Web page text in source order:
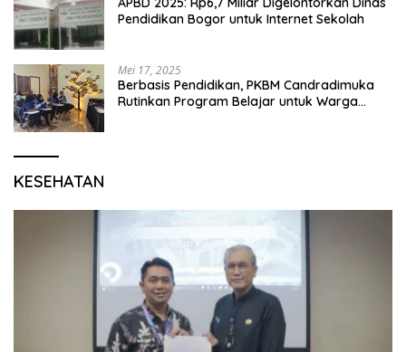
Pendidikan Bogor untuk Internet Sekolah
Mei 17, 2025
Berbasis Pendidikan, PKBM Candradimuka
Rutinkan Program Belajar untuk Warga
KESEHATAN